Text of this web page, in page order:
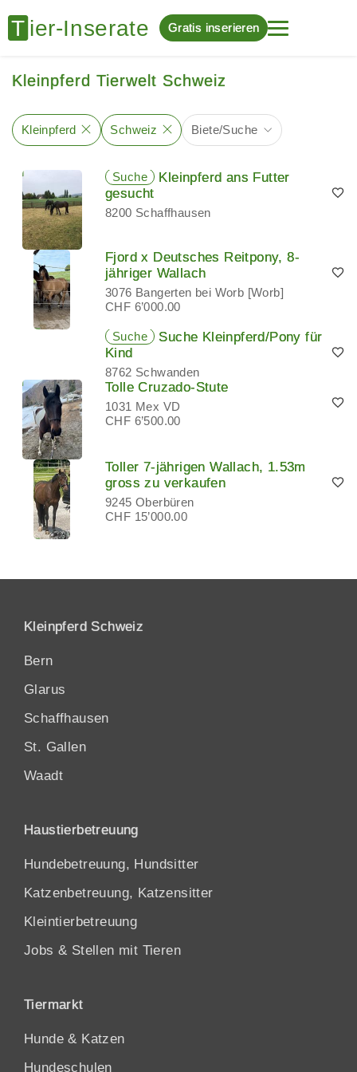
Gratis inserieren
Kleinpferd Tierwelt Schweiz
Kleinpferd Schweiz Biete/Suche
Suche
Kleinpferd ans Futter
gesucht
8200 Schaffhausen
Fjord x Deutsches Reitpony, 8-
jähriger Wallach
3076 Bangerten bei Worb [Worb]
CHF 6’000.00
Suche
Suche Kleinpferd/Pony für
Kind
8762 Schwanden
Tolle Cruzado-Stute
1031 Mex VD
CHF 6’500.00
Toller 7-jährigen Wallach, 1.53m
gross zu verkaufen
9245 Oberbüren
CHF 15’000.00
Kleinpferd Schweiz
Bern
Glarus
Schaffhausen
St. Gallen
Waadt
Haustierbetreuung
Hundebetreuung, Hundsitter
Katzenbetreuung, Katzensitter
Kleintierbetreuung
Jobs & Stellen mit Tieren
Tiermarkt
Hunde & Katzen
Hundeschulen